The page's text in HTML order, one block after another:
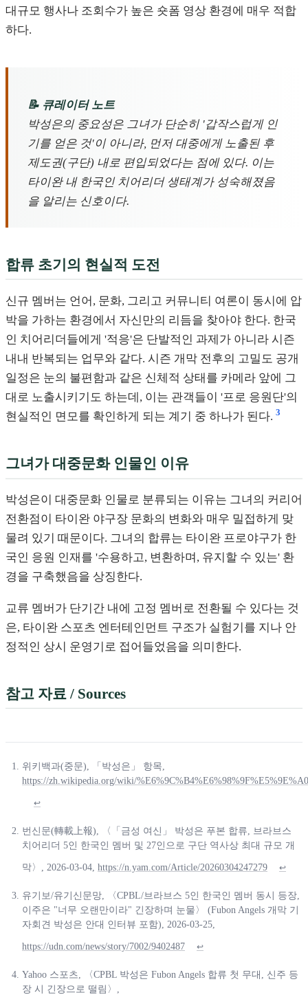
대규모 행사나 조회수가 높은 숏폼 영상 환경에 매우 적합
하다.
📝 큐레이터 노트
박성은의 중요성은 그녀가 단순히 '갑작스럽게 인
기를 얻은 것'이 아니라, 먼저 대중에게 노출된 후
제도권(구단) 내로 편입되었다는 점에 있다. 이는
타이완 내 한국인 치어리더 생태계가 성숙해졌음
을 알리는 신호이다.
합류 초기의 현실적 도전
신규 멤버는 언어, 문화, 그리고 커뮤니티 여론이 동시에 압
박을 가하는 환경에서 자신만의 리듬을 찾아야 한다. 한국
인 치어리더들에게 '적응'은 단발적인 과제가 아니라 시즌
내내 반복되는 업무와 같다. 시즌 개막 전후의 고밀도 공개
일정은 눈의 불편함과 같은 신체적 상태를 카메라 앞에 그
대로 노출시키기도 하는데, 이는 관객들이 '프로 응원단'의
현실적인 면모를 확인하게 되는 계기 중 하나가 된다. 3
그녀가 대중문화 인물인 이유
박성은이 대중문화 인물로 분류되는 이유는 그녀의 커리어
전환점이 타이완 야구장 문화의 변화와 매우 밀접하게 맞
물려 있기 때문이다. 그녀의 합류는 타이완 프로야구가 한
국인 응원 인재를 '수용하고, 변환하며, 유지할 수 있는' 환
경을 구축했음을 상징한다.
교류 멤버가 단기간 내에 고정 멤버로 전환될 수 있다는 것
은, 타이완 스포츠 엔터테인먼트 구조가 실험기를 지나 안
정적인 상시 운영기로 접어들었음을 의미한다.
참고 자료 / Sources
위키백과(중문), 「박성은」 항목,
https://zh.wikipedia.org/wiki/%E6%9C%B4%E6%98%9F%E5%9E%A0
↩
번신문(轉載上報), 〈「금성 여신」 박성은 푸본 합류, 브라브스
치어리더 5인 한국인 멤버 및 27인으로 구단 역사상 최대 규모 개
막〉, 2026-03-04, https://n.yam.com/Article/20260304247279 ↩
유기보/유기신문망, 〈CPBL/브라브스 5인 한국인 멤버 동시 등장,
이주은 "너무 오랜만이라" 긴장하며 눈물〉 (Fubon Angels 개막 기
자회견 박성은 안대 인터뷰 포함), 2026-03-25,
https://udn.com/news/story/7002/9402487 ↩
Yahoo 스포츠, 〈CPBL 박성은 Fubon Angels 합류 첫 무대, 신주 등
장 시 긴장으로 떨림〉,